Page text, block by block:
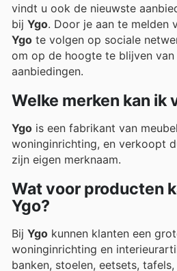
vindt u ook de nieuwste
bij Ygo. Door je aan te melden
Ygo te volgen op sociale
om op de hoogte te blijven
aanbiedingen.
Welke merken kan ik
Ygo is een fabrikant van
woninginrichting, en verkoopt
zijn eigen merknaam.
Wat voor producten
Ygo?
Bij Ygo kunnen klanten een
woninginrichting en
banken, stoelen, eetsets,